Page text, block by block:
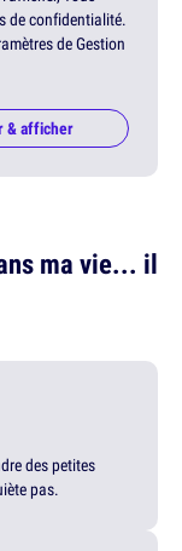
de confidentialité.
de Gestion
& afficher
ma vie... il
des petites
pas.